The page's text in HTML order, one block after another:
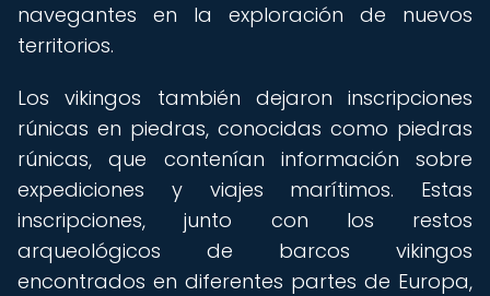
navegantes en la exploración de nuevos
territorios.
Los vikingos también dejaron inscripciones
rúnicas en piedras, conocidas como piedras
rúnicas, que contenían información sobre
expediciones y viajes marítimos. Estas
inscripciones, junto con los restos
arqueológicos de barcos vikingos
encontrados en diferentes partes de Europa,